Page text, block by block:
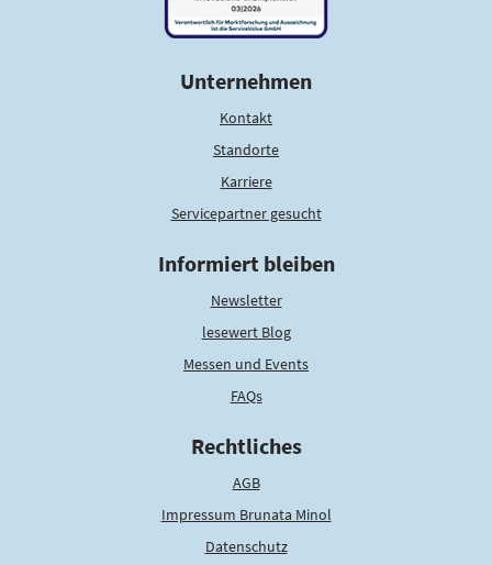
Unternehmen
Kontakt
Standorte
Karriere
Servicepartner gesucht
Informiert bleiben
Newsletter
lesewert Blog
Messen und Events
FAQs
Rechtliches
AGB
Impressum Brunata Minol
Datenschutz